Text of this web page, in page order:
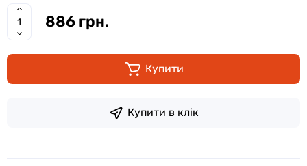
886 грн.
Купити
Купити в клік